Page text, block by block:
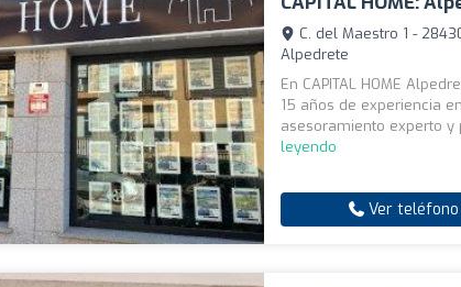
C. del Maestro 1 -
Alpedrete
En CAPITAL HOME
15 años de experiencia
asesoramiento experto y
leyendo
Ver teléfono